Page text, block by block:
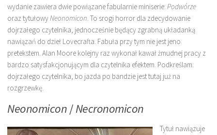
wydanie zawiera dwie powiązane fabularnie miniserie: Podwórze
oraz tytułowyNeonomicon. To srogi horror dla zdecydowanie
dojrzałego czytelnika, jednocześnie będący zgrabną układanką
nawiązań do dzieł Lovecrafta. Fabuła przy tym nie jest jeno
pretekstem. Alan Moore kolejny raz wykonał kawał żmudnej pracy z
bardzo satysfakcjonującym dla czytelnika efektem. Podkreślam:
dojrzałego czytelnika, bo jazda po bandzie jest tutaj już na
rozgrzewkę.
Neonomicon/Necronomicon
Tytuł nawiązuje